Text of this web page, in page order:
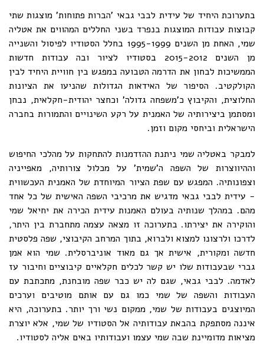
בתערוכת היחיד של עידית לבבי גבאי 'הברות פתוחות' מוצגות שתי
קבוצות עבודות המוצגות בנפרד בשני החללים המהווים את אטליה
שמי, האחת מן השנים 1995-1999 בחלל הסטודיו לפיסול והשנייה
מן השנים 2015-2012 בסטודיו לציור ובה עבודות חדשות
הממשיכות לבחון את הדרמה הטבועה במפגש בין חוויית היחיד לבין
הקולקטיב. הסיפור של האידאות הגדולות שהניעו את הציונות
החלוצית, והקיבוץ כ'משפחה גדולה' וכחצר יהודית-חקלאית, נבחן
ומסתמן ביצירותיה של האמנית על רקע השינויים והתמורות בחברה
הישראלית וביחסי מקום וזמן.
למבקר באטליה שמי ניתנת ההזדמנות להתחקות על מהלכי החיפוש
וההיווצרות של השפה ה'שמית' על מכלול צורותיה, מאפייניה
וצפונותיה. המפגש עם שפת הציור המיוחדת של האמנית העכשווית
- עידית לבבי גבאי מדגיש את מרכיבי השפה האישית של כל אחד
מהם. במהלך שנותיה בעולם האמנות עידית הכירה את יחיאל שמי
והוקירה את יצירתו. בתערוכה זו מצאה עצמה מתחברת בין היתר,
לדרכו ולרצונו למצוא ולברוא, בתוך המרחב הקיבוצי, שפה פלסטית
חדשה ומקורית, אישית אך גם מאוד אוניברסלית. שמי הוא אמן
גברי שבעבודות שלו יש קשר לכלים חקלאיים קיבוציים וחיבור עז
לאדמה. לבבי גבאי, שגם לה יש כבר שפה מובחנת, מתכתבת עם
העבודות והשפה של שמי כמו גם עם אותם מוטיבים וערכים
המיוצגים בעבודות של שמי, ממקום נשי ורך יותר. בתערוכה, היא
איננה מסתפקת בהבאת עבודותיה אל הסטודיו של שמי, אלא יוצרת
מציאות מדומיינת שבה שמי עצמו ועבודותיו באים אליה לסטודיו.